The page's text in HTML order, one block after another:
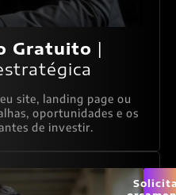
Gratuito |
site, landing page ou
oportunidades e os
de investir.